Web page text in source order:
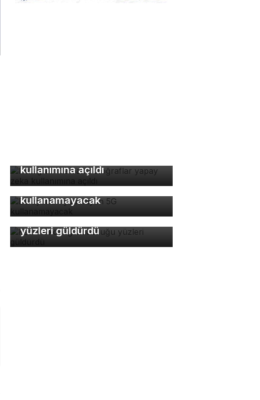
kullanımına açıldı
Bu ayarları yapmayan 5G
kullanamayacak
Kedi ve köpeğin dostluğu
yüzleri güldürdü